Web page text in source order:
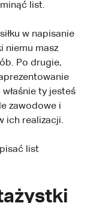
list.
w napisanie
niemu masz
Po drugie,
ty jesteś
zawodowe i
ich realizacji.
list